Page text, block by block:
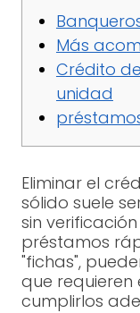
Más
Crédito
unidad
Eliminar el
sólido suele
sin
préstamos
"fichas",
que
cumplirlos